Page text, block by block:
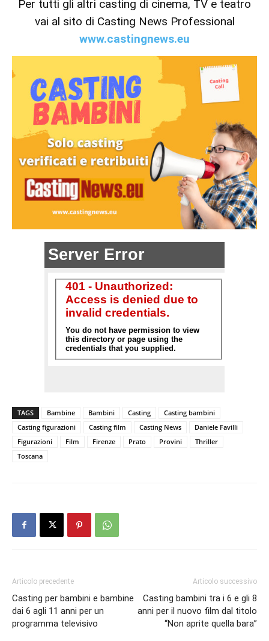
Per tutti gli altri casting di cinema, TV e teatro
vai al sito di Casting News Professional
www.castingnews.eu
TAGS Bambine Bambini Casting
Casting bambini
Casting figurazioni
Casting film Casting News
Daniele Favilli
Figurazioni
Film Firenze Prato Provini
Thriller
Toscana
Articolo precedente
Casting per bambini e bambine
dai 6 agli 11 anni per un
programma televisivo
Articolo successivo
Casting bambini tra i 6 e gli 8
anni per il nuovo film dal titolo
“Non aprite quella bara”